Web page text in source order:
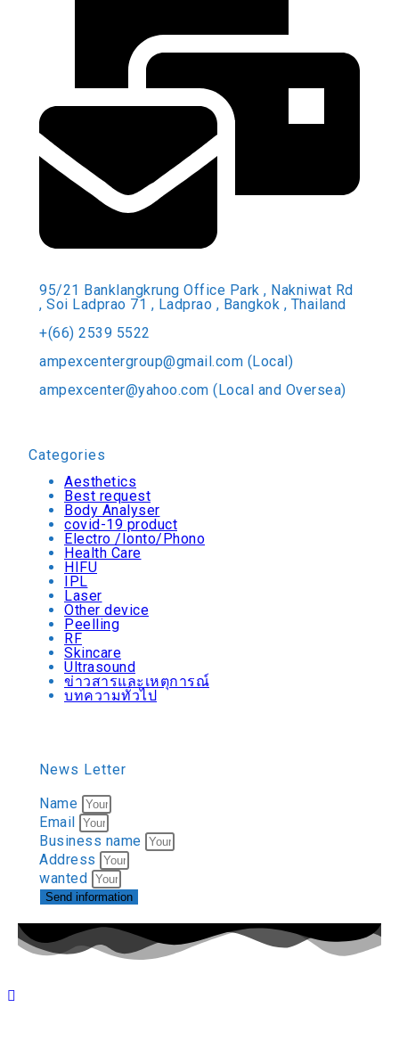
95/21 Banklangkrung Office Park , Nakniwat Rd
, Soi Ladprao 71 , Ladprao , Bangkok , Thailand
+(66) 2539 5522
ampexcentergroup@gmail.com (Local)
ampexcenter@yahoo.com (Local and Oversea)
Categories
Aesthetics
Best request
Body Analyser
covid-19 product
Electro /Ionto/Phono
Health Care
HIFU
IPL
Laser
Other device
Peelling
RF
Skincare
Ultrasound
ข่าวสารและเหตุการณ์
บทความทั่วไป
News Letter
Name
Email
Business name
Address
wanted
Send information